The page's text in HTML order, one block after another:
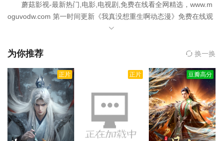
第35集 第36集
第40集 第42集
第43集 第44集 第45集
第46集 第47集 第48集
第08集 迅雷下载 复制链接
第10集 复制链接
第11集 迅雷下载 复制链接
第12集 迅雷下载 复制链接
第13集 迅雷下载 复制链接
蘑菇影视-最新热门,电影,电视剧,免费在线看全网精选，www.m
oguvodw.com 第一时间更新《我真没想重生啊动态漫》免费在线观
看，我真没想重生啊动态漫于2026-08-07在内地上映，是一部备受
电视剧,免费在线看网，获取更多热门影视资源。
来变成了高三毕业生。十字路口的陈汉升也在犹豫，宝藏女孩沈幼
楚和白月光萧容鱼，应该选择谁？看陈汉升如何重建自己的商业帝
国，俘获两位女神的芳心，再次成为人生赢家。
为你推荐 换一换
正片 正片 豆瓣高分